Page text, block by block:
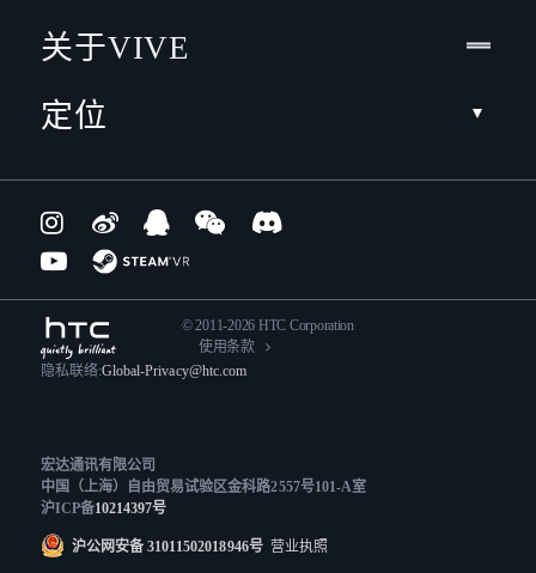
关于VIVE
定位
© 2011-2026 HTC Corporation
使用条款
隐私联络:Global-Privacy@htc.com
宏达通讯有限公司
中国（上海）自由贸易试验区金科路2557号101-A室
沪ICP备10214397号
沪公网安备 31011502018946号营业执照